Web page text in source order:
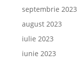
septembrie 2023
august 2023
iulie 2023
iunie 2023